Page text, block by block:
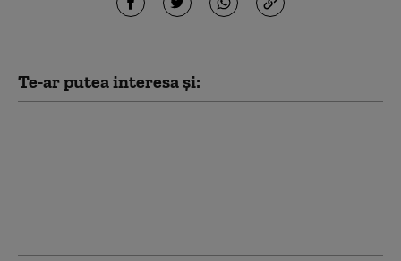
Te-ar putea interesa și: